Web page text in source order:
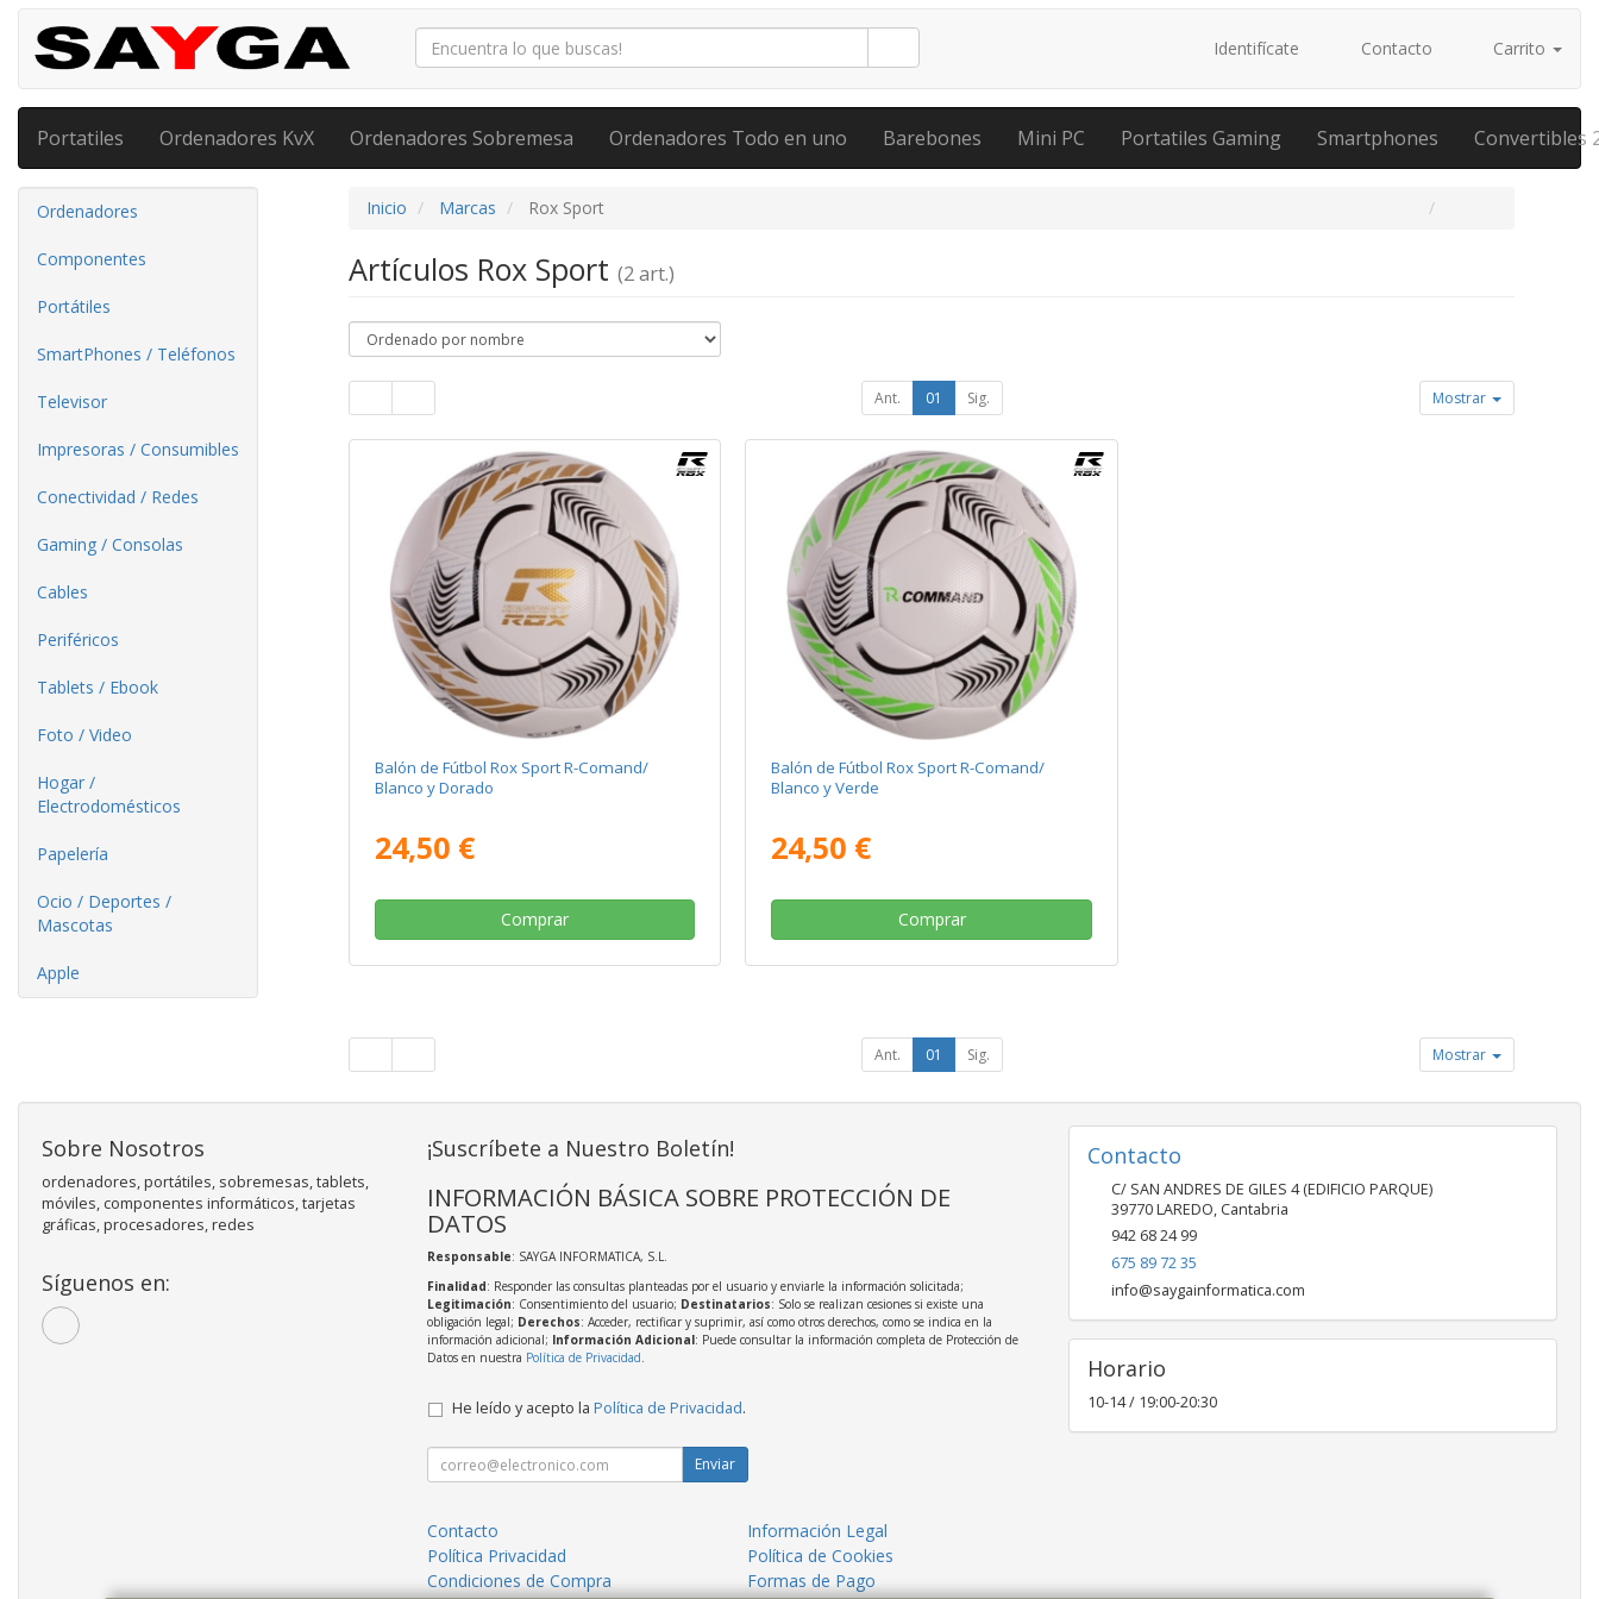
Identifícate Contacto Carrito
Portatiles Ordenadores KvX Ordenadores Sobremesa Ordenadores Todo en uno Barebones Mini PC Portatiles Gaming Smartphones Convertibles
Ordenadores
Componentes
Portátiles
SmartPhones / Teléfonos
Televisor
Impresoras / Consumibles
Conectividad / Redes
Gaming / Consolas
Cables
Periféricos
Tablets / Ebook
Foto / Video
Hogar /
Electrodomésticos
Papelería
Ocio / Deportes /
Mascotas
Apple
Inicio Marcas Rox Sport
Artículos Rox Sport (2 art.)
Ant. 01 Sig. Mostrar
Balón de Fútbol Rox Sport R-Comand/
Blanco y Dorado
24,50 €
Comprar
Balón de Fútbol Rox Sport R-Comand/
Blanco y Verde
24,50 €
Comprar
Ant. 01 Sig. Mostrar
Sobre Nosotros
ordenadores, portátiles, sobremesas, tablets,
móviles, componentes informáticos, tarjetas
gráficas, procesadores, redes
Síguenos en:
¡Suscríbete a Nuestro Boletín!
INFORMACIÓN BÁSICA SOBRE PROTECCIÓN DE
DATOS
Responsable: SAYGA INFORMATICA, S.L.
Finalidad: Responder las consultas planteadas por el usuario y enviarle la información solicitada;
Legitimación: Consentimiento del usuario; Destinatarios: Solo se realizan cesiones si existe una
obligación legal; Derechos: Acceder, rectificar y suprimir, así como otros derechos, como se indica en la
información adicional; Información Adicional: Puede consultar la información completa de Protección de
Datos en nuestra Política de Privacidad.
He leído y acepto la Política de Privacidad.
Enviar
Contacto
Información Legal
Política Privacidad
Política de Cookies
Condiciones de Compra
Formas de Pago
Contacto
C/ SAN ANDRES DE GILES 4 (EDIFICIO PARQUE)
39770LAREDO, Cantabria
942 68 24 99
675 89 72 35
info@saygainformatica.com
Horario
10-14 / 19:00-20:30